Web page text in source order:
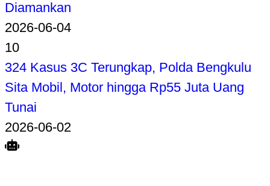
Diamankan
2026-06-04
10
324 Kasus 3C Terungkap, Polda Bengkulu
Sita Mobil, Motor hingga Rp55 Juta Uang
Tunai
2026-06-02